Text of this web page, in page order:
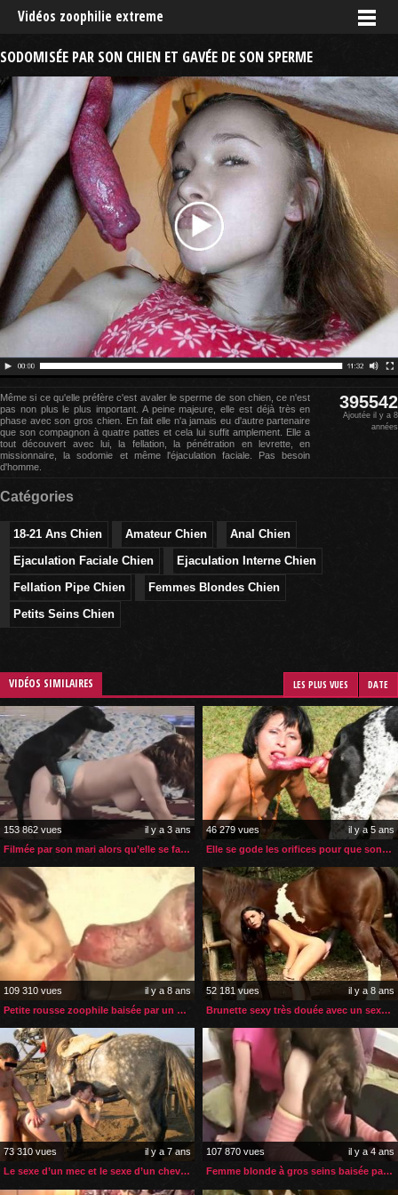
Vidéos zoophilie extreme
SODOMISÉE PAR SON CHIEN ET GAVÉE DE SON SPERME
Même si ce qu'elle préfère c'est avaler le sperme de son chien, ce n'est
pas non plus le plus important. A peine majeure, elle est déjà très en
phase avec son gros chien. En fait elle n'a jamais eu d'autre partenaire
que son compagnon à quatre pattes et cela lui suffit amplement. Elle a
tout découvert avec lui, la fellation, la pénétration en levrette, en
missionnaire, la sodomie et même l'éjaculation faciale. Pas besoin
d'homme.
395542
Ajoutée il y a 8
années
Catégories
18-21 Ans Chien Amateur Chien
Anal Chien
Ejaculation Faciale Chien
Ejaculation Interne Chien
Fellation Pipe Chien
Femmes Blondes Chien
Petits Seins Chien
VIDÉOS SIMILAIRES LES PLUS VUES DATE
153 862 vues
il y a 3 ans
Filmée par son mari alors qu’elle se fait enculer par ses chiens
46 279 vues
il y a 5 ans
Elle se gode les orifices pour que son chien la nique à fond
109 310 vues
il y a 8 ans
Petite rousse zoophile baisée par un énorme chien
52 181 vues
il y a 8 ans
Brunette sexy très douée avec un sexe de cheval
73 310 vues
il y a 7 ans
Le sexe d’un mec et le sexe d’un cheval pour cette petite nana
107 870 vues
il y a 4 ans
Femme blonde à gros seins baisée par son boxer